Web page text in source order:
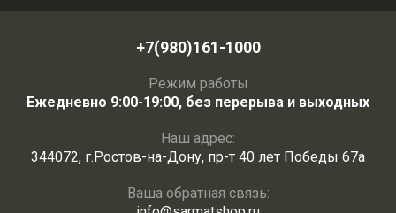
+7(980)161-1000
Режим работы
Ежедневно 9:00-19:00, без перерыва и выходных
Наш адрес:
344072, г.Ростов-на-Дону, пр-т 40 лет Победы 67а
Ваша обратная связь: